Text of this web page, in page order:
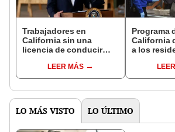
Trabajadores en
California sin una
licencia de conducir
ley avalada por Gavin
Newsom
LEER MÁS
Programa
California
a los
LO MÁS VISTO LO ÚLTIMO